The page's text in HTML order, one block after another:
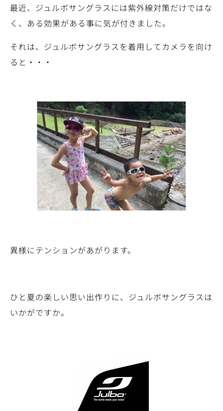
最近、ジュルボサングラスには紫外線対策だけではな
く、ある効果がある事に気が付きました。
それは、ジュルボサングラスを着用してカメラを向け
ると・・・
異様にテンションがあがります。
ひと夏の楽しい思い出作りに、ジュルボサングラスは
いかがですか。